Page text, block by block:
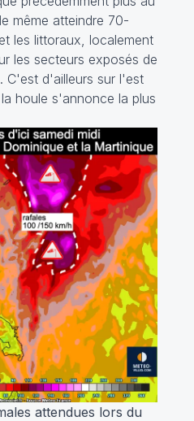
même atteindre 70-
les littoraux, localement
les secteurs exposés de
C'est d'ailleurs sur l'est
houle s'annonce la plus
attendues lors du